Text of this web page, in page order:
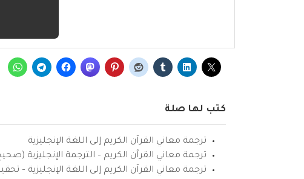
كتب لها صلة
ترجمة معاني القرآن الكريم إلى اللغة الإنجليزية
ترجمة معاني القرآن الكريم – الترجمة الإنجليزية
ترجمة معاني القرآن الكريم إلى اللغة الإنجليزية –